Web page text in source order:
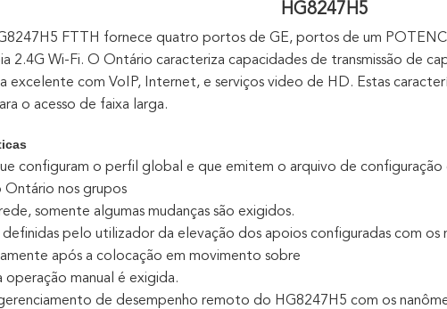
HG8247H5
FTTH fornece quatro portos de GE, portos de um
2.4G Wi-Fi. O Ontário caracteriza capacidades de transmissão de
excelente com VoIP, Internet, e serviços video de HD. Estas
o acesso de faixa larga.
configuram o perfil global e que emitem o arquivo de configuração
Ontário nos grupos
somente algumas mudanças são exigidos.
pelo utilizador da elevação dos apoios configuradas com
após a colocação em movimento sobre
operação manual é exigida.
de desempenho remoto do HG8247H5 com os